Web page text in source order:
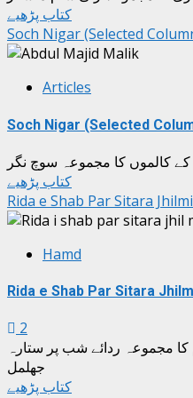
کتاب پڑھیے
Soch Nigar (Selected
Articles
Soch Nigar (Selected
کتاب پڑھیے
Rida e Shab Par Sitara
Hamd
Rida e Shab Par Sitara
2
کا مجموعہ ردائے شب پر ستارہ
جھلمل
کتاب پڑھیے